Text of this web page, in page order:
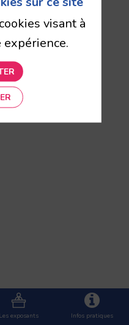
Les exposants Infos pratiques
visant à